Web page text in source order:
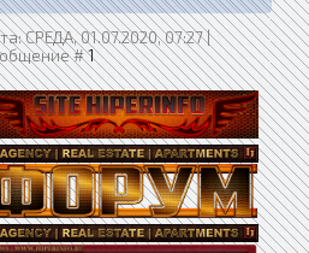
СРЕДА, 01.07.2020, 07:27 |
#1